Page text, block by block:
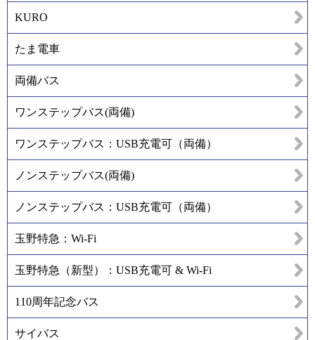
KURO
たま電車
両備バス
ワンステップバス(両備)
ワンステップバス：USB充電可（両備）
ノンステップバス(両備)
ノンステップバス：USB充電可（両備）
玉野特急：Wi-Fi
玉野特急（新型）：USB充電可 & Wi-Fi
110周年記念バス
サイバス